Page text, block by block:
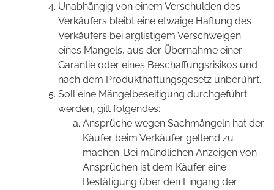
Unabhängig von einem Verschulden des
Verkäufers bleibt eine etwaige Haftung des
Verkäufers bei arglistigem Verschweigen
eines Mangels, aus der Übernahme einer
Garantie oder eines Beschaffungsrisikos und
nach dem Produkthaftungsgesetz unberührt.
Soll eine Mängelbeseitigung durchgeführt
werden, gilt folgendes:
Ansprüche wegen Sachmängeln hat der
Käufer beim Verkäufer geltend zu
machen. Bei mündlichen Anzeigen von
Ansprüchen ist dem Käufer eine
Bestätigung über den Eingang der